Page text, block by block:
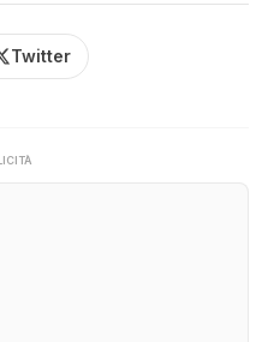
Twitter